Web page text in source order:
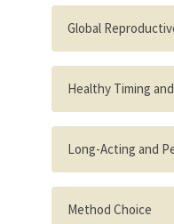
Wanted total
Total fertility
Age-specific
Age at first
Prevalence of
Global
WHO's short
indicators for
PAI's
Healthy Timing
Number of
level policies,
that include
workers trained
Long-Acting and
Extent to
included in
Method Choice